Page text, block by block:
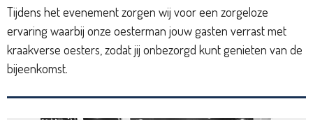
Tijdens het evenement zorgen wij voor een zorgeloze
ervaring waarbij onze oesterman jouw gasten verrast met
kraakverse oesters, zodat jij onbezorgd kunt genieten van de
bijeenkomst.